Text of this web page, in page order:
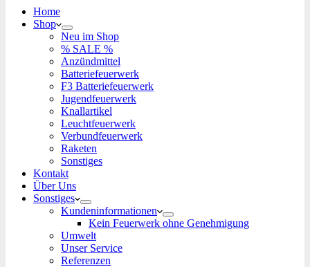
Home
Shop
Neu im Shop
% SALE %
Anzündmittel
Batteriefeuerwerk
F3 Batteriefeuerwerk
Jugendfeuerwerk​
Knallartikel
Leuchtfeuerwerk​
Verbundfeuerwerk
Raketen
Sonstiges
Kontakt
Über Uns
Sonstiges
Kundeninformationen
Kein Feuerwerk ohne Genehmigung
Umwelt
Unser Service
Referenzen